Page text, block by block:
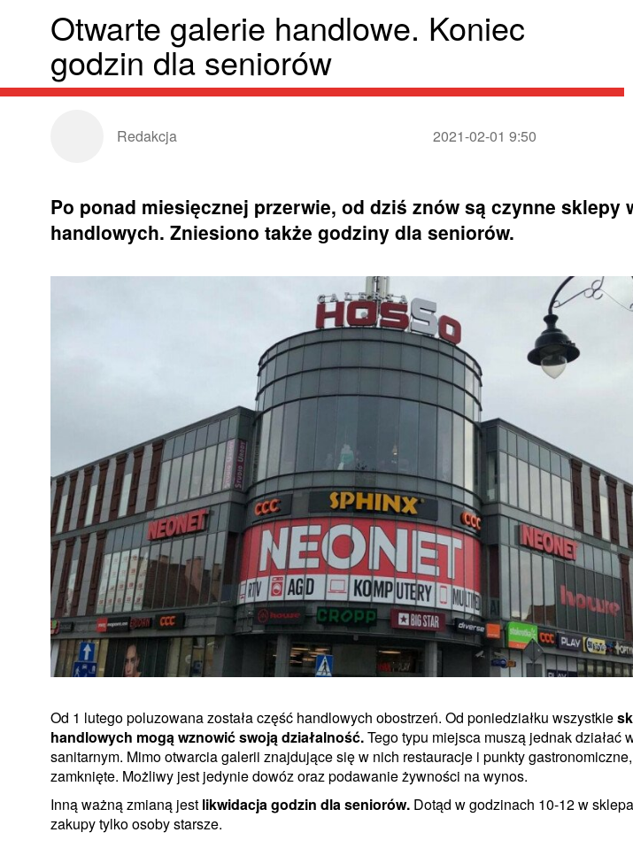
Otwarte galerie handlowe. Koniec
godzin dla seniorów
Redakcja 2021-02-01 9:50
Po ponad miesięcznej przerwie, od dziś znów są czynne sklepy
handlowych. Zniesiono także godziny dla seniorów.
Od 1 lutego poluzowana została część handlowych obostrzeń. Od poniedziałku wszystkie
handlowych mogą wznowić swoją działalność.Tego typu miejsca muszą jednak działać
sanitarnym. Mimo otwarcia galerii znajdujące się w nich restauracje i punkty
zamknięte. Możliwy jest jedynie dowóz oraz podawanie żywności na wynos.
Inną ważną zmianą jest likwidacja godzin dla seniorów. Dotąd w godzinach 10-12 w
zakupy tylko osoby starsze.